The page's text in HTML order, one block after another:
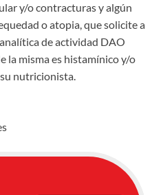
y/o contracturas y algún
o atopia, que solicite a
de actividad DAO
la misma es histamínico y/o
nutricionista.